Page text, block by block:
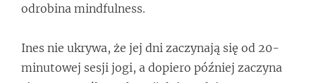
odrobina mindfulness.
Ines nie ukrywa, że jej dni zaczynają się od 20-
minutowej sesji jogi, a dopiero później zaczyna